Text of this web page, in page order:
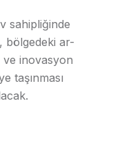
sahipliğinde
bölgedeki ar-
inovasyon
taşınması